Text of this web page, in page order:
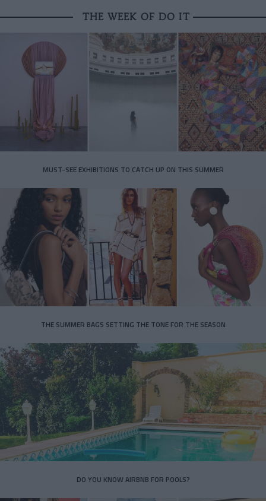
THE WEEK OF DO IT
MUST-SEE EXHIBITIONS TO CATCH UP ON THIS SUMMER
THE SUMMER BAGS SETTING THE TONE FOR THE SEASON
DO YOU KNOW AIRBNB FOR POOLS?